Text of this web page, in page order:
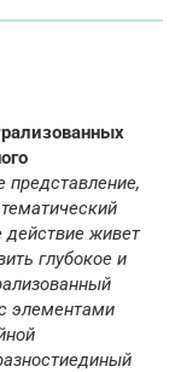
представление,
действие живет
глубокое и
элементами
единый